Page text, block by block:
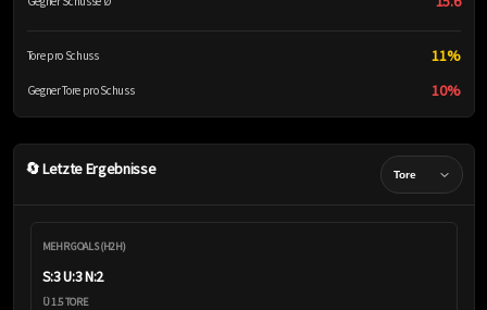
Tore pro Schuss 11%
Gegner Tore pro Schuss 10%
🔄 Letzte Ergebnisse
MEHR GOALS (H2H)
S:3 U:3 N:2
Ü 1.5 TORE